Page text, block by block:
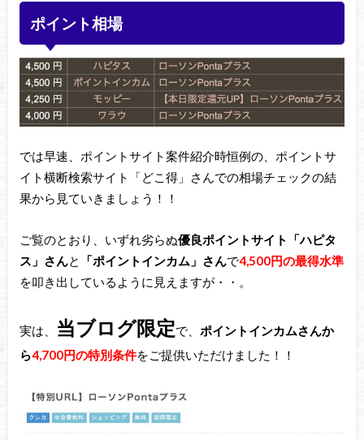
ポイント相場
では早速、ポイントサイト案件紹介時恒例の、ポイントサ
イト横断検索サイト「どこ得」さんでの相場チェックの結
果から見ていきましょう！！
ご覧のとおり、いずれ劣らぬ優良ポイントサイト「ハピタ
ス」さんと 「ポイントインカム」さんで4,500円の最得水準
を叩き出しているように見えますが・・。
実は、 当ブログ限定で、 ポイントインカムさんか
ら4,700円の特別条件をご提供いただけました！！